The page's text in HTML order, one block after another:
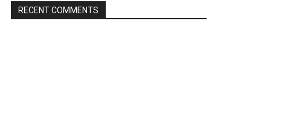
RECENT COMMENTS